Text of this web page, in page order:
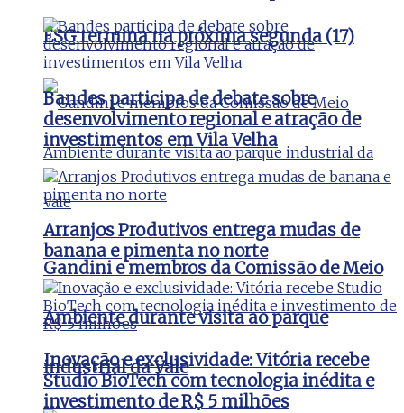
ESG termina na próxima segunda (17)
Gandini e membros da Comissão de Meio
Ambiente durante visita ao parque
industrial da Vale
Bandes participa de debate sobre
desenvolvimento regional e atração de
investimentos em Vila Velha
Arranjos Produtivos entrega mudas de
banana e pimenta no norte
Inovação e exclusividade: Vitória recebe
Studio BioTech com tecnologia inédita e
investimento de R$ 5 milhões